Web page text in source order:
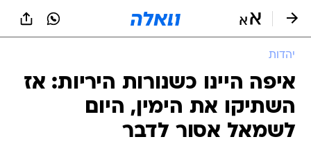
יהדות
איפה היינו כשנורות היריות: אז
השתיקו את הימין, היום
לשמאל אסור לדבר